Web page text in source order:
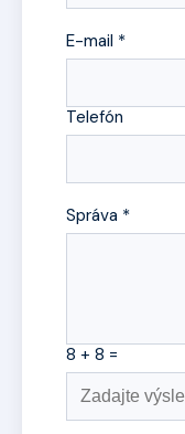
E-mail *
Telefón
Správa *
8 + 8 =